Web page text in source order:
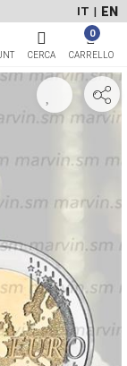
IT | EN
0